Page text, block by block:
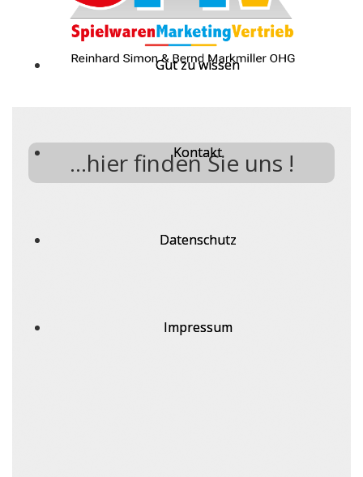
Gut zu wissen
Kontakt
Datenschutz
Impressum
...hier finden Sie uns !